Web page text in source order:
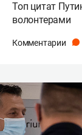
Топ цитат
волонтерами
Комментарии